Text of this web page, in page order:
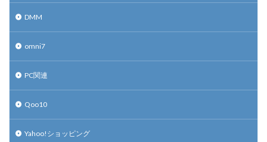
DMM
omni7
PC関連
Qoo10
Yahoo!ショッピング